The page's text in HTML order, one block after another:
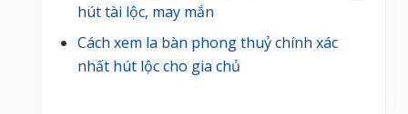
hút tài lộc, may mắn
Cách xem la bàn phong thuỷ chính xác
nhất hút lộc cho gia chủ